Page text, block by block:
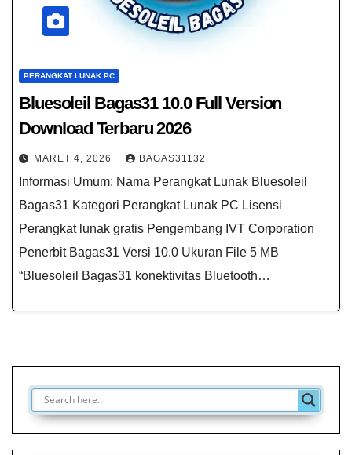
PERANGKAT LUNAK PC
Bluesoleil Bagas31​ 10.0 Full​ Version
Download Terbaru 2026
MARET 4, 2026 BAGAS31132
Informasi Umum: Nama Perangkat Lunak Bluesoleil
Bagas31 Kategori Perangkat Lunak PC Lisensi
Perangkat lunak gratis Pengembang IVT Corporation
Penerbit Bagas31 Versi 10.0 Ukuran File 5 MB
“Bluesoleil Bagas31 konektivitas Bluetooth…